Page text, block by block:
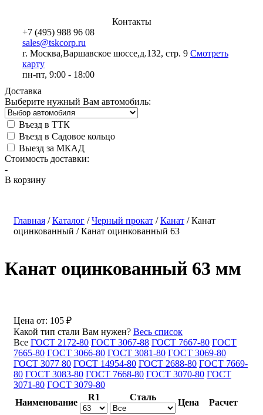
Контакты
+7 (495) 988 96 08
sales@tskcorp.ru
г. Москва,Варшавское шоссе,д.132, стр. 9 Смотреть
карту
пн-пт, 9:00 - 18:00
Доставка
Выберите нужный Вам автомобиль:
Въезд в ТТК
Въезд в Садовое кольцо
Выезд за МКАД
Стоимость доставки:
-
В корзину
Главная /Каталог /Черный прокат /Канат /Канат
оцинкованный /Канат оцинкованный 63
Канат оцинкованный 63 мм
Цена от: 105 ₽
Какой тип стали Вам нужен? Весь список
Все ГОСТ 2172-80 ГОСТ 3067-88 ГОСТ 7667-80 ГОСТ
7665-80 ГОСТ 3066-80 ГОСТ 3081-80 ГОСТ 3069-80
ГОСТ 3077 80 ГОСТ 14954-80 ГОСТ 2688-80 ГОСТ 7669-
80 ГОСТ 3083-80 ГОСТ 7668-80 ГОСТ 3070-80 ГОСТ
3071-80 ГОСТ 3079-80
Наименование
R1 Сталь
Цена
Расчет